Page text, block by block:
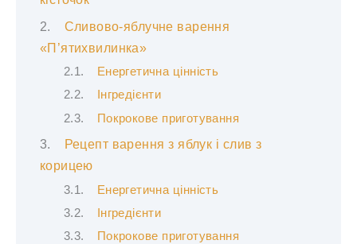
Сливово-яблучне варення
«П’ятихвилинка»
Енергетична цінність
Інгредієнти
Покрокове приготування
Рецепт варення з яблук і слив з
корицею
Енергетична цінність
Інгредієнти
Покрокове приготування